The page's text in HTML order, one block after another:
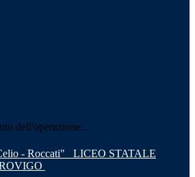
dell'operazione...
LICEO STATALE